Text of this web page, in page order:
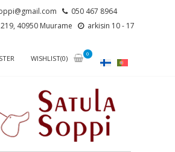
050 467 8964
40950 Muurame
arkisin 10 - 17
WISHLIST(0)
0